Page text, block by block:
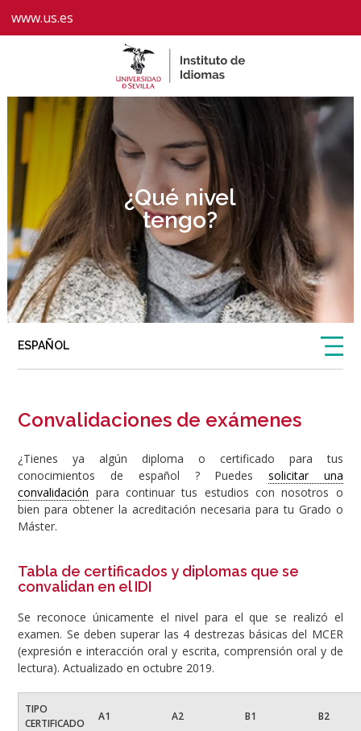
www.us.es
¿Qué nivel
tengo?
Convalidaciones de exámenes
¿Tienes ya algún diploma o certificado para tus
conocimientos de español ? Puedes solicitar una
convalidación para continuar tus estudios con nosotros o
bien para obtener la acreditación necesaria para tu Grado o
Máster.
Tabla de certificados y diplomas que se
convalidan en el IDI
Se reconoce únicamente el nivel para el que se realizó el
examen. Se deben superar las 4 destrezas básicas del MCER
(expresión e interacción oral y escrita, comprensión oral y de
lectura). Actualizado en octubre 2019.
TIPO
CERTIFICADO
A1 A2 B1 B2
ESPAÑOL